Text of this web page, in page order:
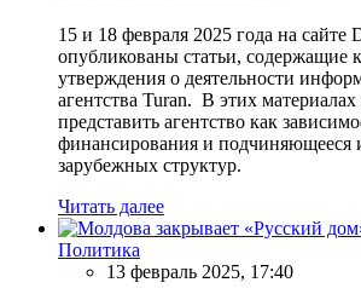
15 и 18 февраля 2025 года на сайте
опубликованы статьи, содержащие
утверждения о деятельности
агентства Turan. В этих материалах
представить агентство как
финансирования и подчиняющееся
зарубежных структур.
Читать далее
Политика
13 февраль 2025, 17:40